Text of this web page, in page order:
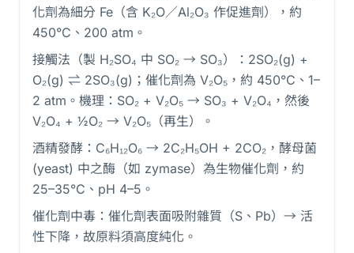
化劑為細分 Fe（含 K₂O／Al₂O₃ 作促進劑），約
450°C、200 atm。
接觸法（製 H₂SO₄ 中 SO₂ → SO₃）：2SO₂(g) +
O₂(g) ⇌ 2SO₃(g)；催化劑為 V₂O₅，約 450°C、1–
2 atm。機理：SO₂ + V₂O₅ → SO₃ + V₂O₄，然後
V₂O₄ + ½O₂ → V₂O₅（再生）。
酒精發酵：C₆H₁₂O₆ → 2C₂H₅OH + 2CO₂，酵母菌
(yeast) 中之酶（如 zymase）為生物催化劑，約
25–35°C、pH 4–5。
催化劑中毒：催化劑表面吸附雜質（S、Pb）→ 活
性下降，故原料須高度純化。